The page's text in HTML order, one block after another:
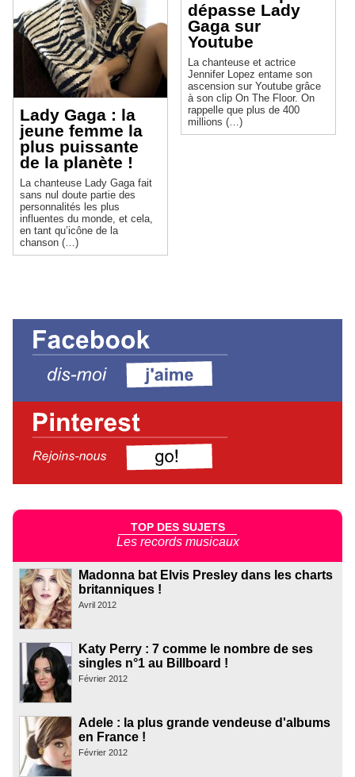
Lady Gaga : la
jeune femme la
plus puissante
de la planète !
La chanteuse Lady Gaga fait
sans nul doute partie des
personnalités les plus
influentes du monde, et cela,
en tant qu’icône de la
chanson (…)
dépasse Lady
Gaga sur
Youtube
La chanteuse et actrice
Jennifer Lopez entame son
ascension sur Youtube grâce
à son clip On The Floor. On
rappelle que plus de 400
millions (…)
TOP DES SUJETS
Les records musicaux
Madonna bat Elvis Presley dans les charts
britanniques !
Avril 2012
Katy Perry : 7 comme le nombre de ses
singles n°1 au Billboard !
Février 2012
Adele : la plus grande vendeuse d'albums
en France !
Février 2012